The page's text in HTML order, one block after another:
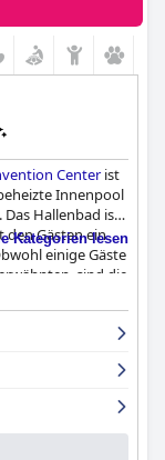
Centerist
Innenpool
Hallenbad ist
Gästen ein
einige Gäste
sind die
vom
Aussicht und
ist das
Center
und
hervorragende
zu schätzen
Kategorien lesen